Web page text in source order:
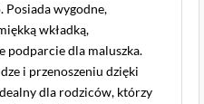
Posiada wygodne,
wkładką,
podparcie dla maluszka.
i przenoszeniu dzięki
dla rodziców, którzy